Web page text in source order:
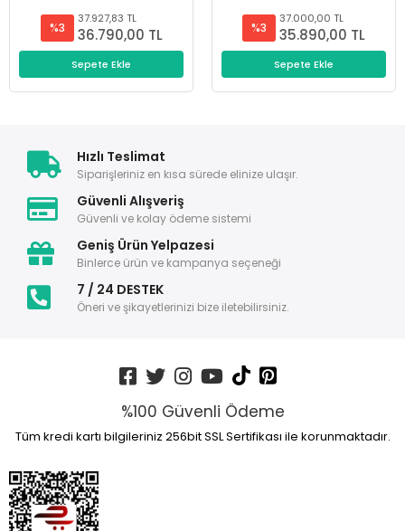
%3
37.927,83 TL
36.790,00 TL
Sepete Ekle
%3
37.000,00 TL
35.890,00 TL
Sepete Ekle
Hızlı Teslimat
Siparişleriniz en kısa sürede elinize ulaşır.
Güvenli Alışveriş
Güvenli ve kolay ödeme sistemi
Geniş Ürün Yelpazesi
Binlerce ürün ve kampanya seçeneği
7 / 24 DESTEK
Öneri ve şikayetlerinizi bize iletebilirsiniz.
%100 Güvenli Ödeme
Tüm kredi kartı bilgileriniz 256bit SSL Sertifikası ile korunmaktadır.